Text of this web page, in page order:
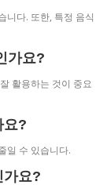
니다. 또한, 특정 음식
가요?
활용하는 것이 중요
요?
일 수 있습니다.
가요?